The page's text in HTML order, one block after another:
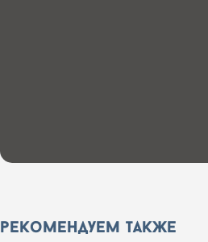
рекомендуем также